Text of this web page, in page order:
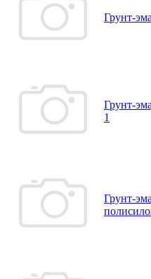
Грунт-
Грунт-
1
Грунт-